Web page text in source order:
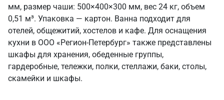
мм, размер чаши: 500×400×300 мм, вес 24 кг, объем
0,51 м³. Упаковка — картон. Ванна подходит для
отелей, общежитий, хостелов и кафе. Для оснащения
кухни в ООО «Регион-Петербург» также представлены
шкафы для хранения, обеденные группы,
гардеробные, тележки, полки, стеллажи, баки, столы,
скамейки и шкафы.